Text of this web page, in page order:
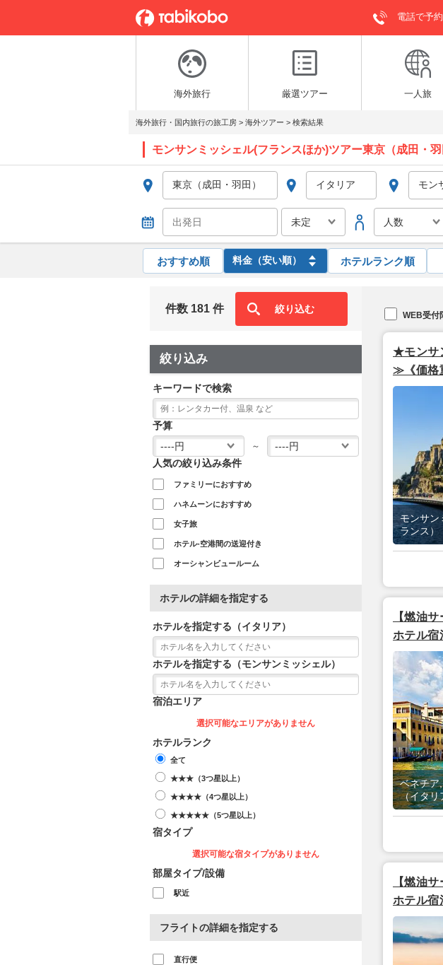
電話で予約
海外旅行 厳選ツアー 一人旅
海外旅行・国内旅行の旅工房 > 海外ツアー > 検索結果
モンサンミッシェル(フランスほか)ツアー東京（成田・
おすすめ順 ホテルランク順
絞り込み
キーワードで検索
予算
～
人気の絞り込み条件
ファミリーにおすすめ
ハネムーンにおすすめ
女子旅
ホテル-空港間の送迎付き
オーシャンビュールーム
ホテルの詳細を指定する
ホテルを指定する（イタリア）
ホテルを指定する（モンサンミッシェル）
宿泊エリア
選択可能なエリアがありません
ホテルランク
全て
★★★（3つ星以上）
★★★★（4つ星以上）
★★★★★（5つ星以上）
宿タイプ
選択可能な宿タイプがありません
部屋タイプ/設備
駅近
フライトの詳細を指定する
直行便
件数 181 件 絞り込む
WEB受付
★モンサ
≫《価格
発/エミ
モンサン
ランス）
【燃油
ホテル
フランス
ベネチア
（イタリ
【燃油
ホテル
世界遺産
夜発/エ